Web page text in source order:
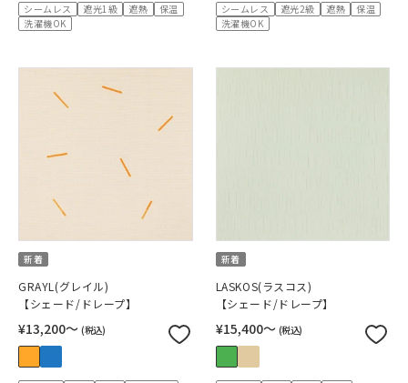
シームレス 遮光1級 遮熱
保温
洗濯機OK
シームレス 遮光2級 遮熱
保温
洗濯機OK
新着
GRAYL(グレイル)
【シェード/ドレープ】
¥13,200〜 (税込)
新着
LASKOS(ラスコス)
【シェード/ドレープ】
¥15,400〜 (税込)